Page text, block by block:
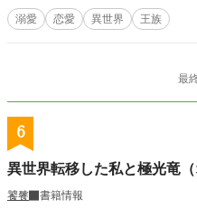
溺愛 恋愛 異世界 王族
最
6
異世界転移した私と極光竜
饕餮 書籍情報